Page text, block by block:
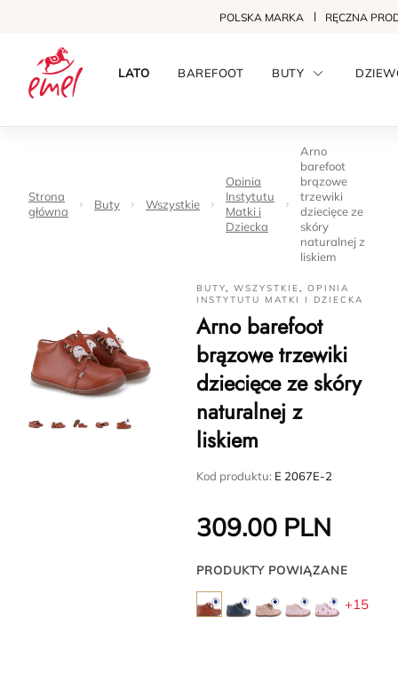
POLSKA MARKA RĘCZNA
LATO BAREFOOT BUTY
Strona
główna
Buty Wszystkie
Opinia
Instytutu
Matki i
Dziecka
Arno
barefoot
brązowe
trzewiki
dziecięce ze
skóry
naturalnej z
liskiem
BUTY,WSZYSTKIE,OPINIA
INSTYTUTU MATKI I DZIECKA
Arno barefoot
brązowe trzewiki
dziecięce ze skóry
naturalnej z
liskiem
Kod produktu: E 2067E-2
309.00 PLN
PRODUKTY POWIĄZANE
+15